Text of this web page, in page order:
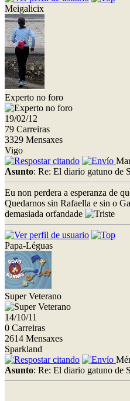
Meigalicix
Experto no foro
19/02/12
79 Carreiras
3329 Mensaxes
Vigo
Asunto: Re: El diario gatuno de
Eu non perdera a esperanza de
Quedarnos sin Rafaella e sin o
demasiada orfandade
Papa-Léguas
Super Veterano
14/10/11
0 Carreiras
2614 Mensaxes
Sparkland
Asunto: Re: El diario gatuno de